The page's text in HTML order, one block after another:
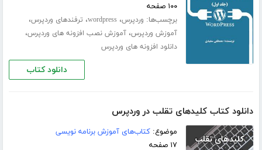
۱۰۰ صفحه
برچسب‌ها: وردپرس،wordpress، ترفندهای وردپرس،
آموزش وردپرس،آموزش نصب افزونه های وردپرس،
دانلود افزونه های وردپرس
دانلود کتاب
دانلود کتاب کلیدهای تقلب در وردپرس
موضوع:کتاب‌های آموزش برنامه نویسی
۱۷ صفحه